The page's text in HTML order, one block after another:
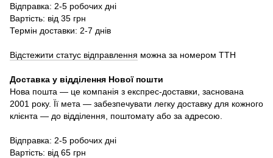
Відправка: 2-5 робочих дні
Вартість: від 35 грн
Термін доставки: 2-7 днів
Відстежити статус відправлення можна за номером ТТН
Доставка у відділення Нової пошти
Нова пошта — це компанія з експрес-доставки, заснована
2001 року. Її мета — забезпечувати легку доставку для кожного
клієнта — до відділення, поштомату або за адресою.
Відправка: 2-5 робочих дні
Вартість: від 65 грн